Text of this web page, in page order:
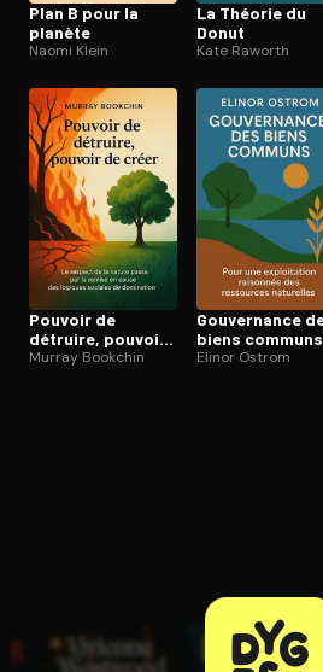
Plan B pour la
planète
Naomi Klein
La Théorie du
Donut
Kate Raworth
Pouvoir de
détruire, pouvoir
de créer
Murray Bookchin
Gouvernance
biens communs
Elinor Ostrom